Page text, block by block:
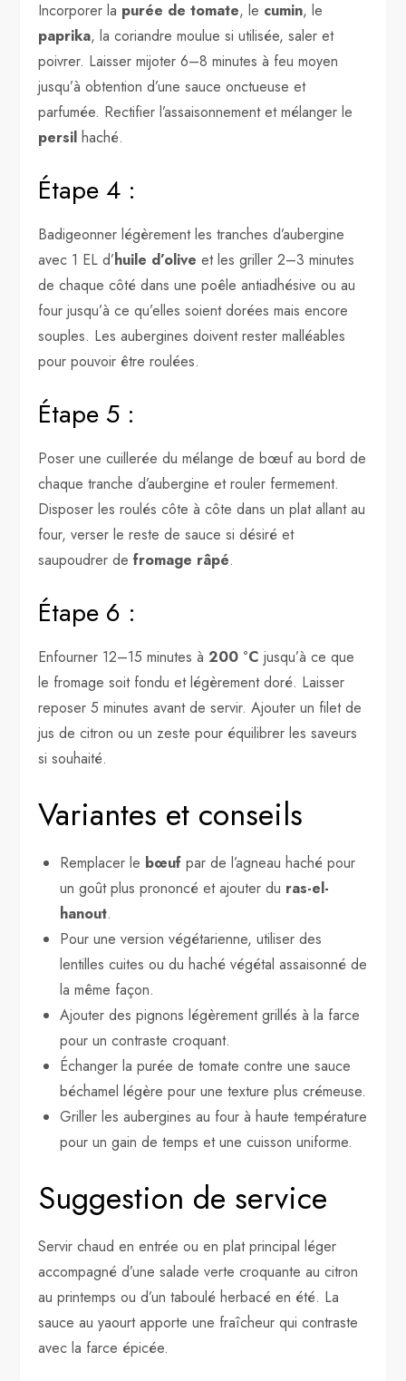
Incorporer la purée de tomate, le cumin, le
paprika, la coriandre moulue si utilisée, saler et
poivrer. Laisser mijoter 6–8 minutes à feu moyen
jusqu’à obtention d’une sauce onctueuse et
parfumée. Rectifier l’assaisonnement et mélanger le
persil haché.
Étape 4 :
Badigeonner légèrement les tranches d’aubergine
avec 1 EL d’huile d’olive et les griller 2–3 minutes
de chaque côté dans une poêle antiadhésive ou au
four jusqu’à ce qu’elles soient dorées mais encore
souples. Les aubergines doivent rester malléables
pour pouvoir être roulées.
Étape 5 :
Poser une cuillerée du mélange de bœuf au bord de
chaque tranche d’aubergine et rouler fermement.
Disposer les roulés côte à côte dans un plat allant au
four, verser le reste de sauce si désiré et
saupoudrer defromage râpé.
Étape 6 :
Enfourner 12–15 minutes à200 °C jusqu’à ce que
le fromage soit fondu et légèrement doré. Laisser
reposer 5 minutes avant de servir. Ajouter un filet de
jus de citron ou un zeste pour équilibrer les saveurs
si souhaité.
Variantes et conseils
Remplacer le bœuf par de l’agneau haché pour
un goût plus prononcé et ajouter du ras-el-
hanout.
Pour une version végétarienne, utiliser des
lentilles cuites ou du haché végétal assaisonné de
la même façon.
Ajouter des pignons légèrement grillés à la farce
pour un contraste croquant.
Échanger la purée de tomate contre une sauce
béchamel légère pour une texture plus crémeuse.
Griller les aubergines au four à haute température
pour un gain de temps et une cuisson uniforme.
Suggestion de service
Servir chaud en entrée ou en plat principal léger
accompagné d’une salade verte croquante au citron
au printemps ou d’un taboulé herbacé en été. La
sauce au yaourt apporte une fraîcheur qui contraste
avec la farce épicée.